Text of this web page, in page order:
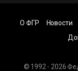
© 1992 - 2026
О ФГР Новости